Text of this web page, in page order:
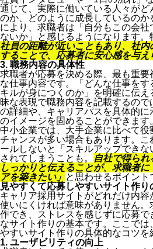
通じて、実際に働いている人々がど
のか、どのように成長しているのか
により、求職者は「自分もこの会社
ないか」と感じるようになります。
社員の距離が近いこともあり、社内
することで、応募者に安心感を与え
3. 職務内容の具体性
求職者が応募を決める際、最も重要
な仕事内容です。「どんな仕事をす
キルが身につくのか」を明確に伝
昧な表現で職務内容を記載するので
の詳細や、キャリアパスを具体的に
のイメージを固めることができます
中小企業では、大手企業に比べて役
チャンスが多い場合もあります。こ
ールしないと「スキルアップでき
されてしまうことも。
自社で得られ
しっかりと伝えることが、求職者
アを築きたい」 と思わせるポイント
見やすくて応募しやすいサイト作り
キャリア採用サイトがどれだけ内容
使いにくければ意味がありません。
作でき、ストレスを感じずに応募で
なサイト作りの基本です。ここでは
やすいサイト作りの具体的なコツを
1. ユーザビリティの向上